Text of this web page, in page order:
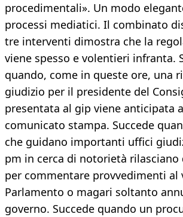
procedimentali». Un modo
processi mediatici. Il combinato
tre interventi dimostra che la
viene spesso e volentieri infranta.
quando, come in queste ore, una
giudizio per il presidente del
presentata al gip viene anticipata
comunicato stampa. Succede
che guidano importanti uffici
pm in cerca di notorietà rilasciano
per commentare provvedimenti al
Parlamento o magari soltanto
governo. Succede quando un